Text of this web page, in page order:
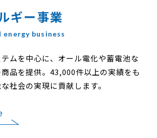
ギー事業
ムを中心に、オール電化や蓄電池な
品を提供。43,000件以上の実績をも
社会の実現に貢献します。